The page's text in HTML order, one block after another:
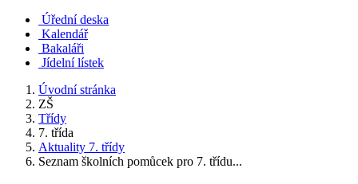
Úřední deska
Kalendář
Bakaláři
Jídelní lístek
Úvodní stránka
ZŠ
Třídy
7. třída
Aktuality 7. třídy
Seznam školních pomůcek pro 7. třídu...